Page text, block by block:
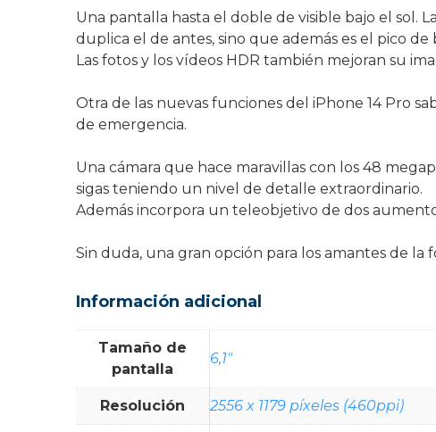
Una pantalla hasta el doble de visible bajo el sol.
duplica el de antes, sino que además es el pico
Las fotos y los vídeos HDR también mejoran su
Otra de las nuevas funciones del iPhone 14 Pro
de emergencia.
Una cámara que hace maravillas con los 48
sigas teniendo un nivel de detalle extraordinario.
Además incorpora un teleobjetivo de dos
Sin duda, una gran opción para los amantes de
Información adicional
Tamaño de
pantalla
6,1"
Resolución 2556 x 1179 píxeles (460ppi)